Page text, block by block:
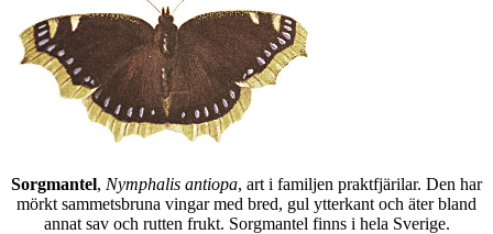
Sorgmantel, Nymphalis antiopa, art i familjen praktfjärilar. Den har
mörkt sammetsbruna vingar med bred, gul ytterkant och äter bland
annat sav och rutten frukt. Sorgmantel finns i hela Sverige.